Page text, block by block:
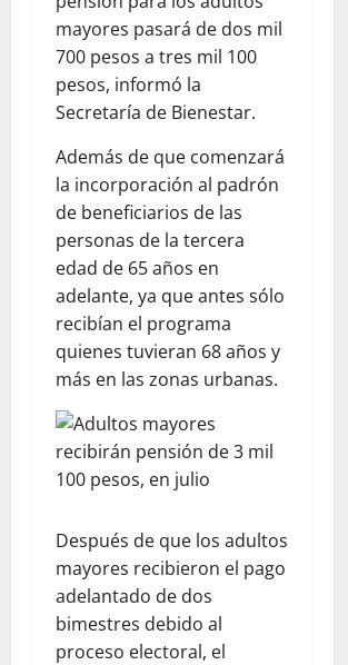
mayores pasará de dos mil
700 pesos a tres mil 100
pesos, informó la
Secretaría de Bienestar.
Además de que comenzará
la incorporación al padrón
de beneficiarios de las
personas de la tercera
edad de 65 años en
adelante, ya que antes sólo
recibían el programa
quienes tuvieran 68 años y
más en las zonas urbanas.
Después de que los adultos
mayores recibieron el pago
adelantado de dos
bimestres debido al
proceso electoral, el